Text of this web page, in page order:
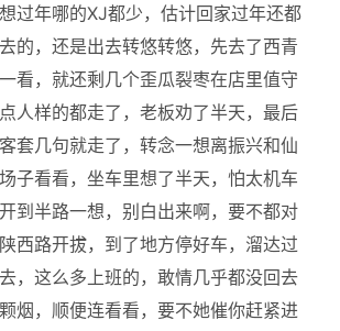
过年哪的XJ都少，估计回家过年还都
的，还是出去转悠转悠，先去了西青
看，就还剩几个歪瓜裂枣在店里值守
人样的都走了，老板劝了半天，最后
套几句就走了，转念一想离振兴和仙
子看看，坐车里想了半天，怕太机车
到半路一想，别白出来啊，要不都对
西路开拔，到了地方停好车，溜达过
，这么多上班的，敢情几乎都没回去
烟，顺便连看看，要不她催你赶紧进